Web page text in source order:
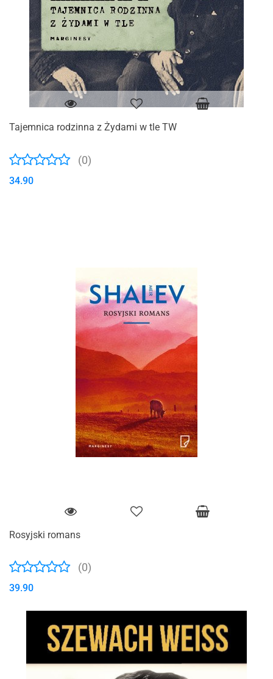
Tajemnica rodzinna z Żydami w tle TW
(0)
34.90
Rosyjski romans
(0)
39.90